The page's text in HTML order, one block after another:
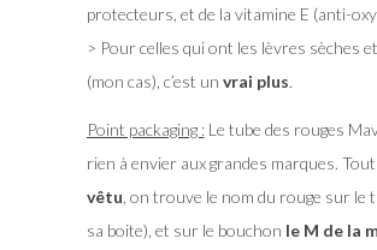
protecteurs, et de la vitamine E (anti-
> Pour celles qui ont les lèvres sèches
(mon cas), c’est un vrai plus.
Point packaging :Le tube des rouges
rien à envier aux grandes marques. Tout
vêtu , on trouve le nom du rouge sur le
sa boite), et sur le bouchon le M de la